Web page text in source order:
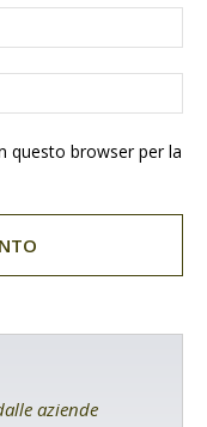
questo browser per la
aziende